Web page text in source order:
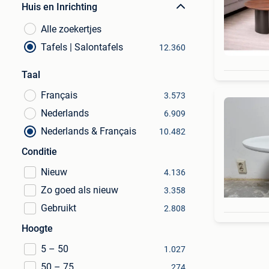
Huis en Inrichting
Alle zoekertjes
Tafels | Salontafels
12.360
Taal
Français
3.573
Nederlands 6.909
Nederlands & Français 10.482
Conditie
Nieuw
4.136
Zo goed als nieuw 3.358
Gebruikt 2.808
Hoogte
5 – 50
1.027